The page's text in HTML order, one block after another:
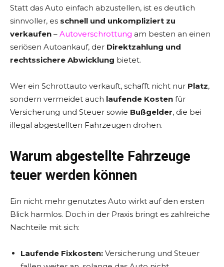
Statt das Auto einfach abzustellen, ist es deutlich
sinnvoller, es schnell und unkompliziert zu
verkaufen – Autoverschrottung am besten an einen
seriösen Autoankauf, der Direktzahlung und
rechtssichere Abwicklung bietet.
Wer ein Schrottauto verkauft, schafft nicht nur Platz,
sondern vermeidet auch laufende Kosten für
Versicherung und Steuer sowie Bußgelder, die bei
illegal abgestellten Fahrzeugen drohen.
Warum abgestellte Fahrzeuge
teuer werden können
Ein nicht mehr genutztes Auto wirkt auf den ersten
Blick harmlos. Doch in der Praxis bringt es zahlreiche
Nachteile mit sich:
Laufende Fixkosten: Versicherung und Steuer